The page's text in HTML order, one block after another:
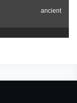
ancient